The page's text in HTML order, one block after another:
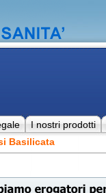
I nostri prodotti
Basilicata